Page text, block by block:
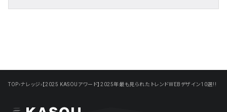
TOP›ナレッジ› 【2025 KASOUアワード】2025年最も見られたトレンドWEBデザイン10選!!